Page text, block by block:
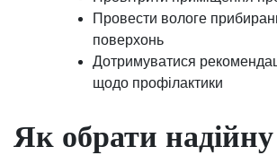
Провести вологе
поверхонь
Дотримуватися
щодо профілактики
Як обрати